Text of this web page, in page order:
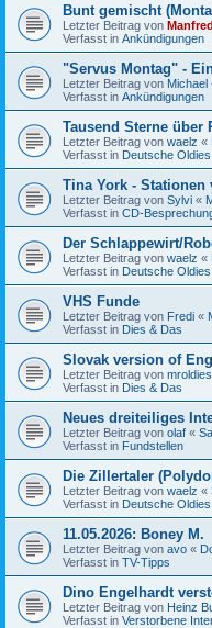
Bunt gemischt
Letzter Beitrag von Manfred
Verfasst in Ankündigungen
"Servus Montag" -
Letzter Beitrag von Michael
Verfasst in Ankündigungen
Tausend Sterne über
Letzter Beitrag von waelz «
Verfasst in Deutsche Oldies
Tina York -
Letzter Beitrag von Sylvi «
Verfasst in CD-
Der Schlappewirt/
Letzter Beitrag von waelz «
Verfasst in Deutsche Oldies
VHS Funde
Letzter Beitrag von Fredi «
Verfasst in Dies & Das
Slovak version of
Letzter Beitrag von mroldies
Verfasst in Dies & Das
Neues dreiteiliges
Letzter Beitrag von olaf «
Verfasst in Fundstellen
Die Zillertaler
Letzter Beitrag von waelz «
Verfasst in Deutsche Oldies
11.05.2026: Boney M.
Letzter Beitrag von avo «
Verfasst in TV-Tipps
Dino Engelhardt
Letzter Beitrag von Heinz
Verfasst in Verstorbene